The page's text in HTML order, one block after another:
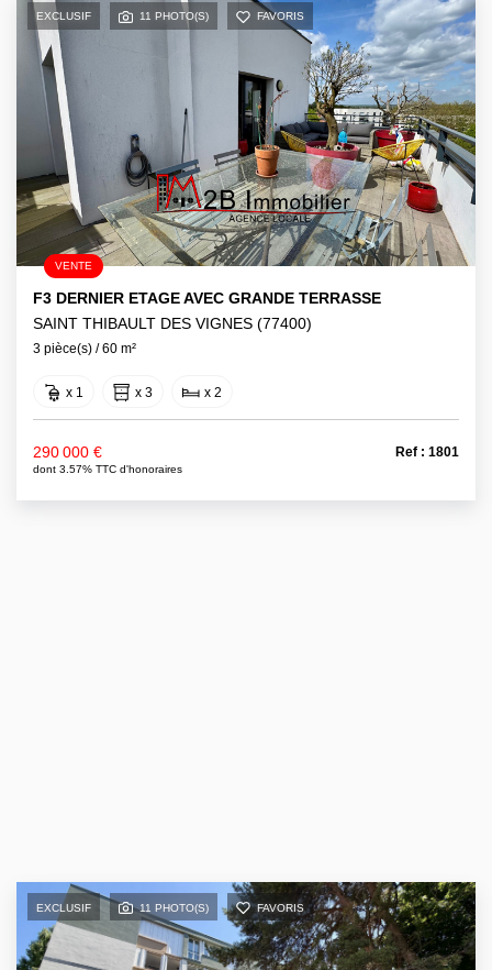
EXCLUSIF 11 PHOTO(S) FAVORIS
VENTE
F3 DERNIER ETAGE AVEC GRANDE TERRASSE
SAINT THIBAULT DES VIGNES (77400)
3 pièce(s) / 60 m²
x 1 x 3 x 2
290 000 €
dont 3.57% TTC d'honoraires
Ref : 1801
EXCLUSIF 11 PHOTO(S) FAVORIS